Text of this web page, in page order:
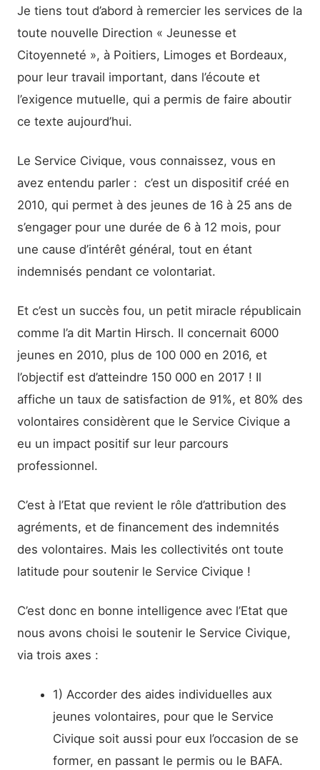
Je tiens tout d’abord à remercier les services de la
toute nouvelle Direction « Jeunesse et
Citoyenneté », à Poitiers, Limoges et Bordeaux,
pour leur travail important, dans l’écoute et
l’exigence mutuelle, qui a permis de faire aboutir
ce texte aujourd’hui.
Le Service Civique, vous connaissez, vous en
avez entendu parler : c’est un dispositif créé en
2010, qui permet à des jeunes de 16 à 25 ans de
s’engager pour une durée de 6 à 12 mois, pour
une cause d’intérêt général, tout en étant
indemnisés pendant ce volontariat.
Et c’est un succès fou, un petit miracle républicain
comme l’a dit Martin Hirsch. Il concernait 6000
jeunes en 2010, plus de 100 000 en 2016, et
l’objectif est d’atteindre 150 000 en 2017 ! Il
affiche un taux de satisfaction de 91%, et 80% des
volontaires considèrent que le Service Civique a
eu un impact positif sur leur parcours
professionnel.
C’est à l’Etat que revient le rôle d’attribution des
agréments, et de financement des indemnités
des volontaires. Mais les collectivités ont toute
latitude pour soutenir le Service Civique !
C’est donc en bonne intelligence avec l’Etat que
nous avons choisi le soutenir le Service Civique,
via trois axes :
1) Accorder des aides individuelles aux
jeunes volontaires, pour que le Service
Civique soit aussi pour eux l’occasion de se
former, en passant le permis ou le BAFA.